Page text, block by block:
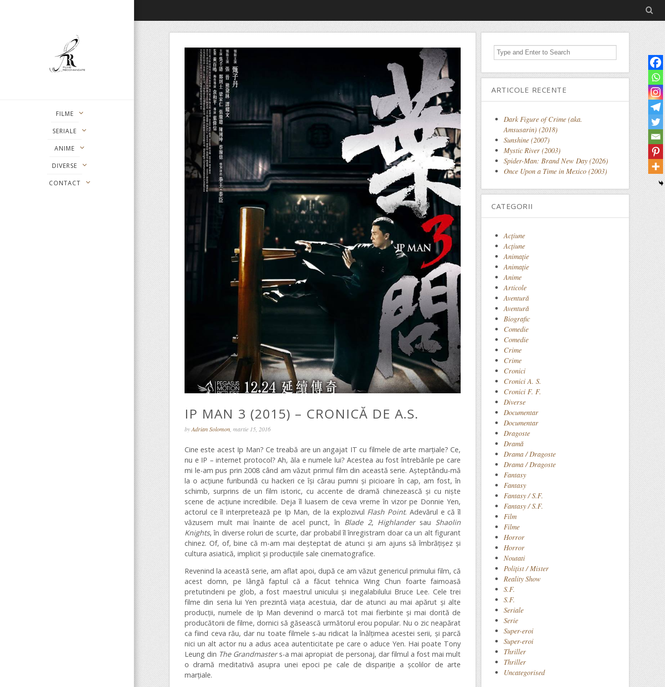
FILME
SERIALE
ANIME
DIVERSE
CONTACT
IP MAN 3 (2015) – CRONICĂ DE A.S.
byAdrian Solomon , martie 15, 2016
Cine este acest Ip Man? Ce treabă are un angajat IT cu filmele de arte marțiale? Ce,
nu e IP – internet protocol? Ah, ăla e numele lui? Acestea au fost întrebările pe care
mi le-am pus prin 2008 când am văzut primul film din această serie. Așteptându-mă
la o acțiune furibundă cu hackeri ce își cărau pumni și picioare în cap, am fost, în
schimb, surprins de un film istoric, cu accente de dramă chinezească și cu niște
scene de acțiune incredibile. Deja îl luasem de ceva vreme în vizor pe Donnie Yen,
actorul ce îl interpretează pe Ip Man, de la explozivul Flash Point. Adevărul e că îl
văzusem mult mai înainte de acel punct, în Blade 2, Highlandersau Shaolin
Knights, în diverse roluri de scurte, dar probabil îl înregistram doar ca un alt figurant
chinez. Of, of, bine că m-am mai deșteptat de atunci și am ajuns să îmbrățișez și
cultura asiatică, implicit și producțiile sale cinematografice.
Revenind la această serie, am aflat apoi, după ce am văzut genericul primului film, că
acest domn, pe lângă faptul că a făcut tehnica Wing Chun foarte faimoasă
pretutindeni pe glob, a fost maestrul unicului și inegalabilului Bruce Lee. Cele trei
filme din seria lui Yen prezintă viața acestuia, dar de atunci au mai apărut și alte
producții, numele de Ip Man devenind o marcă tot mai fierbinte și mai dorită de
producătorii de filme, dornici să găsească următorul erou popular. Nu o zic neapărat
ca fiind ceva rău, dar nu toate filmele s-au ridicat la înălțimea acestei serii, și parcă
nici un alt actor nu a adus acea autenticitate pe care o aduce Yen. Hai poate Tony
Leung din The Grandmasters-a mai apropiat de personaj, dar filmul a fost mai mult
o dramă meditativă asupra unei epoci pe cale de dispariție a școlilor de arte
marțiale.
ARTICOLE RECENTE
Dark Figure of Crime (aka.
Amsusarin) (2018)
Sunshine (2007)
Mystic River (2003)
Spider-Man: Brand New Day (2026)
Once Upon a Time in Mexico (2003)
CATEGORII
Acţiune
Acțiune
Animaţie
Animație
Anime
Articole
Aventură
Aventură
Biografic
Comedie
Comedie
Crime
Crime
Cronici
Cronici A. S.
Cronici F. F.
Diverse
Documentar
Documentar
Dragoste
Dramă
Drama / Dragoste
Drama / Dragoste
Fantasy
Fantasy
Fantasy / S.F.
Fantasy / S.F.
Film
Filme
Horror
Horror
Noutati
Polițist / Mister
Reality Show
S.F.
S.F.
Seriale
Serie
Super-eroi
Super-eroi
Thriller
Thriller
Uncategorised